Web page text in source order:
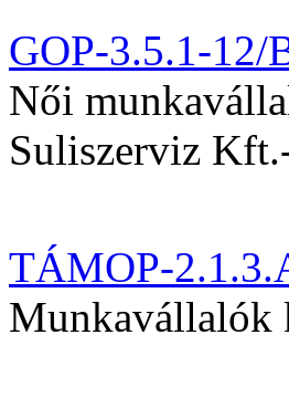
GOP-3.5.1-12/
Női
Suliszerviz
TÁMOP-
Munkavállalók